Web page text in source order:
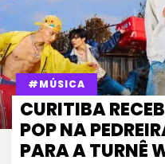
#MÚSICA
CURITIBA
POP NA
PARA A TURNÊ